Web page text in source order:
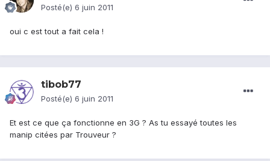
Posté(e) 6 juin 2011
oui c est tout a fait cela !
tibob77
Posté(e) 6 juin 2011
Et est ce que ça fonctionne en 3G ? As tu essayé toutes les
manip citées par Trouveur ?